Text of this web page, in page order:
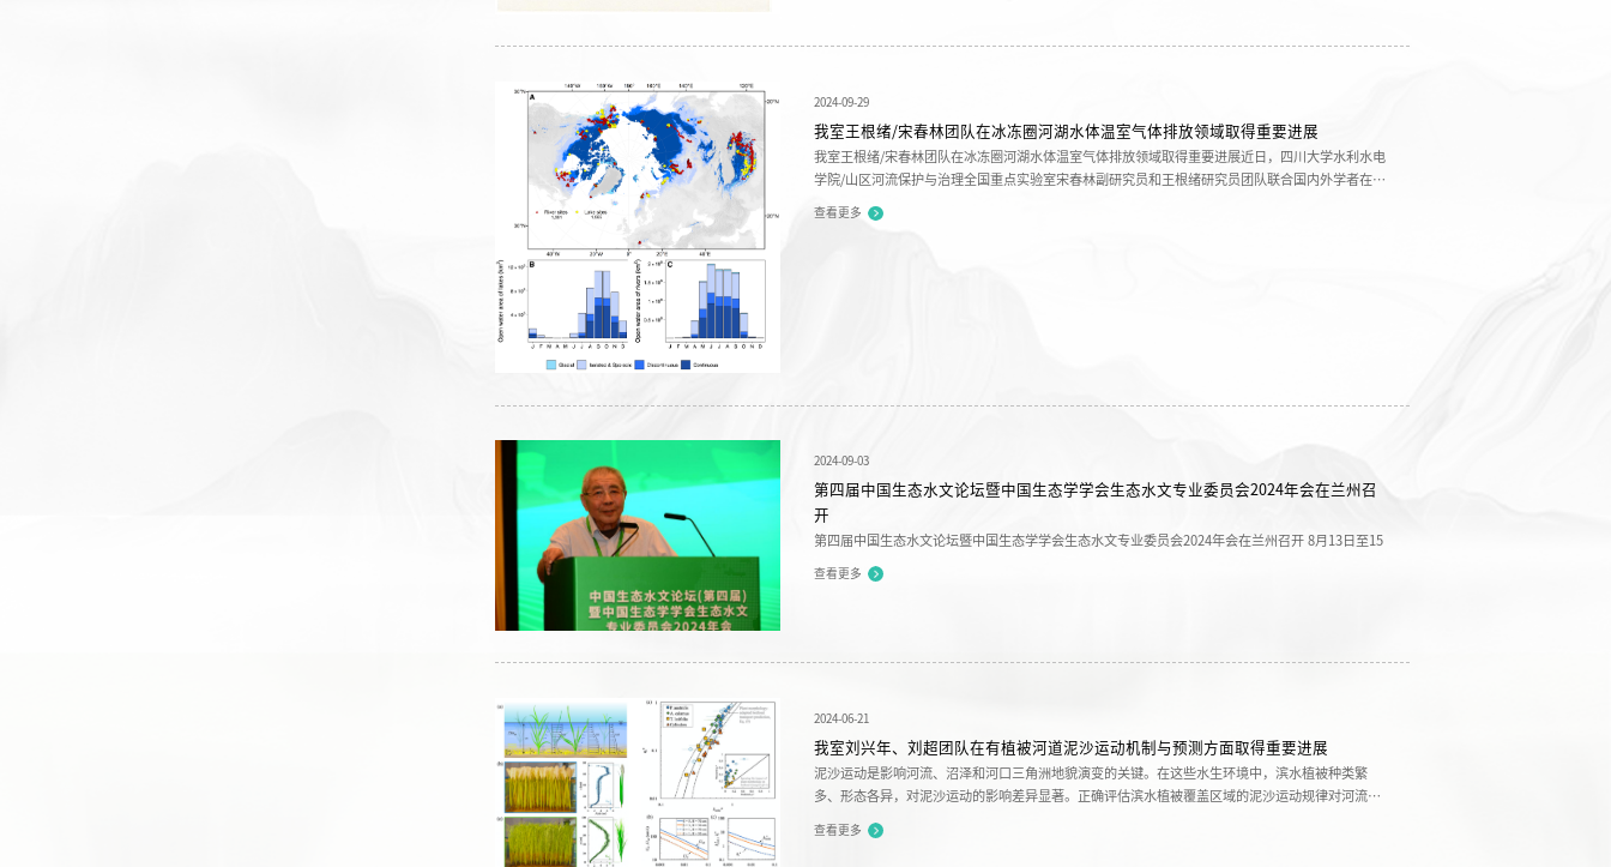
2024-09-29
我室王根绪/宋春林团队在冰冻圈河湖水体温室气体排放领域取得重要进展
我室王根绪/宋春林团队在冰冻圈河湖水体温室气体排放领域取得重要进展近日，四川大学水利水电
学院/山区河流保护与治理全国重点实验室宋春林副研究员和王根绪研究员团队联合国内外学者在国
emissions offset the terrestrial carbon sink in the northern cryosphere”的研究论文，首次评
查看更多
2024-09-03
第四届中国生态水文论坛暨中国生态学学会生态水文专业委员会2024年会在兰州召
开
第四届中国生态水文论坛暨中国生态学学会生态水文专业委员会2024年会在兰州召开 8月13日至15
态学学会生态水文专业委员会2024年年会在兰州顺利召开。本届论坛以“生态水文学促进人与自然
查看更多
2024-06-21
我室刘兴年、刘超团队在有植被河道泥沙运动机制与预测方面取得重要进展
泥沙运动是影响河流、沼泽和河口三角洲地貌演变的关键。在这些水生环境中，滨水植被种类繁
多、形态各异，对泥沙运动的影响差异显著。正确评估滨水植被覆盖区域的泥沙运动规律对河流、
键因子是植被密度和植被分布，常常忽略植被形态对泥沙输运的影响。事实上，不同植被形态下的
查看更多